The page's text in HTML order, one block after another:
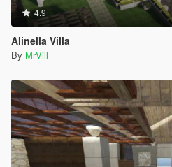
4.9
Alinella Villa
By MrVill